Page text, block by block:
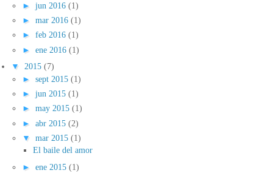
► jun 2016 (1)
► mar 2016 (1)
► feb 2016 (1)
► ene 2016 (1)
▼ 2015 (7)
► sept 2015 (1)
► jun 2015 (1)
► may 2015 (1)
► abr 2015 (2)
▼ mar 2015 (1)
El baile del amor
► ene 2015 (1)